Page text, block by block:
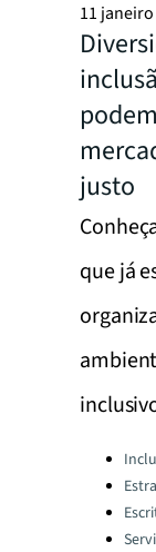
11
justo
que já